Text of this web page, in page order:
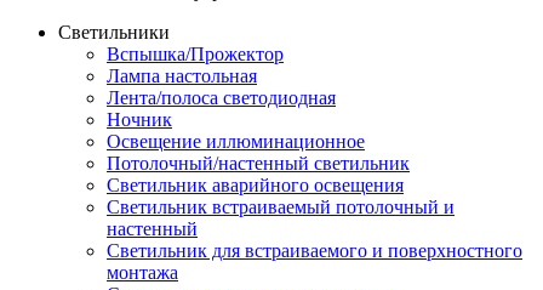
Светильники
Вспышка/Прожектор
Лампа настольная
Лента/полоса светодиодная
Ночник
Освещение иллюминационное
Потолочный/настенный светильник
Светильник аварийного освещения
Светильник встраиваемый потолочный и
настенный
Светильник для встраиваемого и поверхностного
монтажа